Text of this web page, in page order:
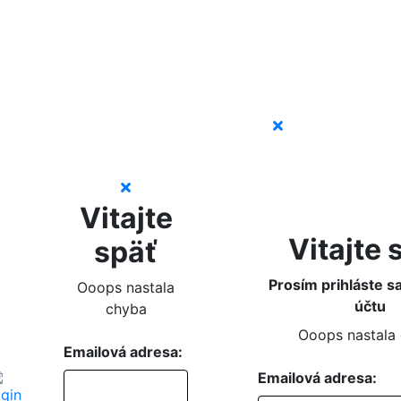
Vitajte
späť
Ooops nastala
chyba
Emailová adresa:
Vitajte
Prosím prihláste
účtu
Ooops nastala
Emailová adresa: